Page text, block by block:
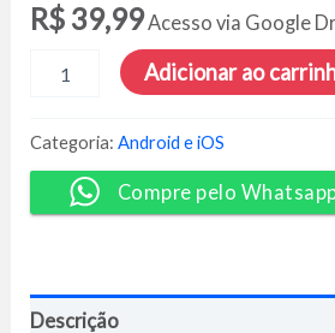
R$ 39,99Acesso via Google
Desenvolvimento
Android:
18
Apps
-
Jamilton
Adicionar ao
Categoria:Android e iOS
Compre pelo
Descrição